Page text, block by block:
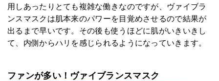
用しあったりとても複雑な働きなのですが、ヴァイブラ
ンスマスクは肌本来のパワーを目覚めさせるので結果が
出るまで早いです。その後も使うほどに肌がいきいきし
て、内側からハリを感じられるようになっていきます。
ファンが多い！ヴァイブランスマスク